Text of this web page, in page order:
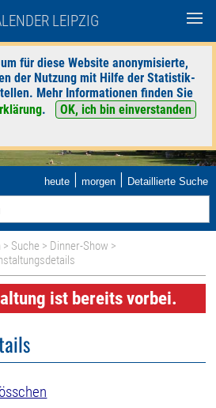
LEIPZIG
für diese Website anonymisierte,
der Nutzung mit Hilfe der Statistik-
Mehr Informationen finden Sie
.
OK, ich bin einverstanden
heute | morgen | Detaillierte Suche
> Suche > Dinner-Show >
ist bereits vorbei.